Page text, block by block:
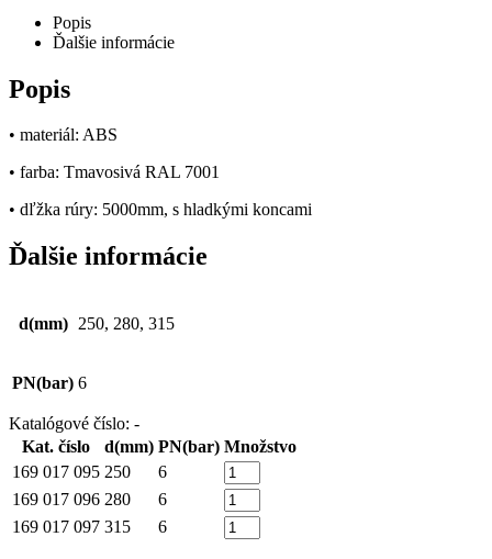
Popis
Ďalšie informácie
Popis
• materiál: ABS
• farba: Tmavosivá RAL 7001
• dľžka rúry: 5000mm, s hladkými koncami
Ďalšie informácie
d(mm) 250, 280, 315
PN(bar) 6
Katalógové číslo: -
Kat. číslo
d(mm) PN(bar) Množstvo
169 017 095 250
6
169 017 096 280
6
169 017 097 315 6